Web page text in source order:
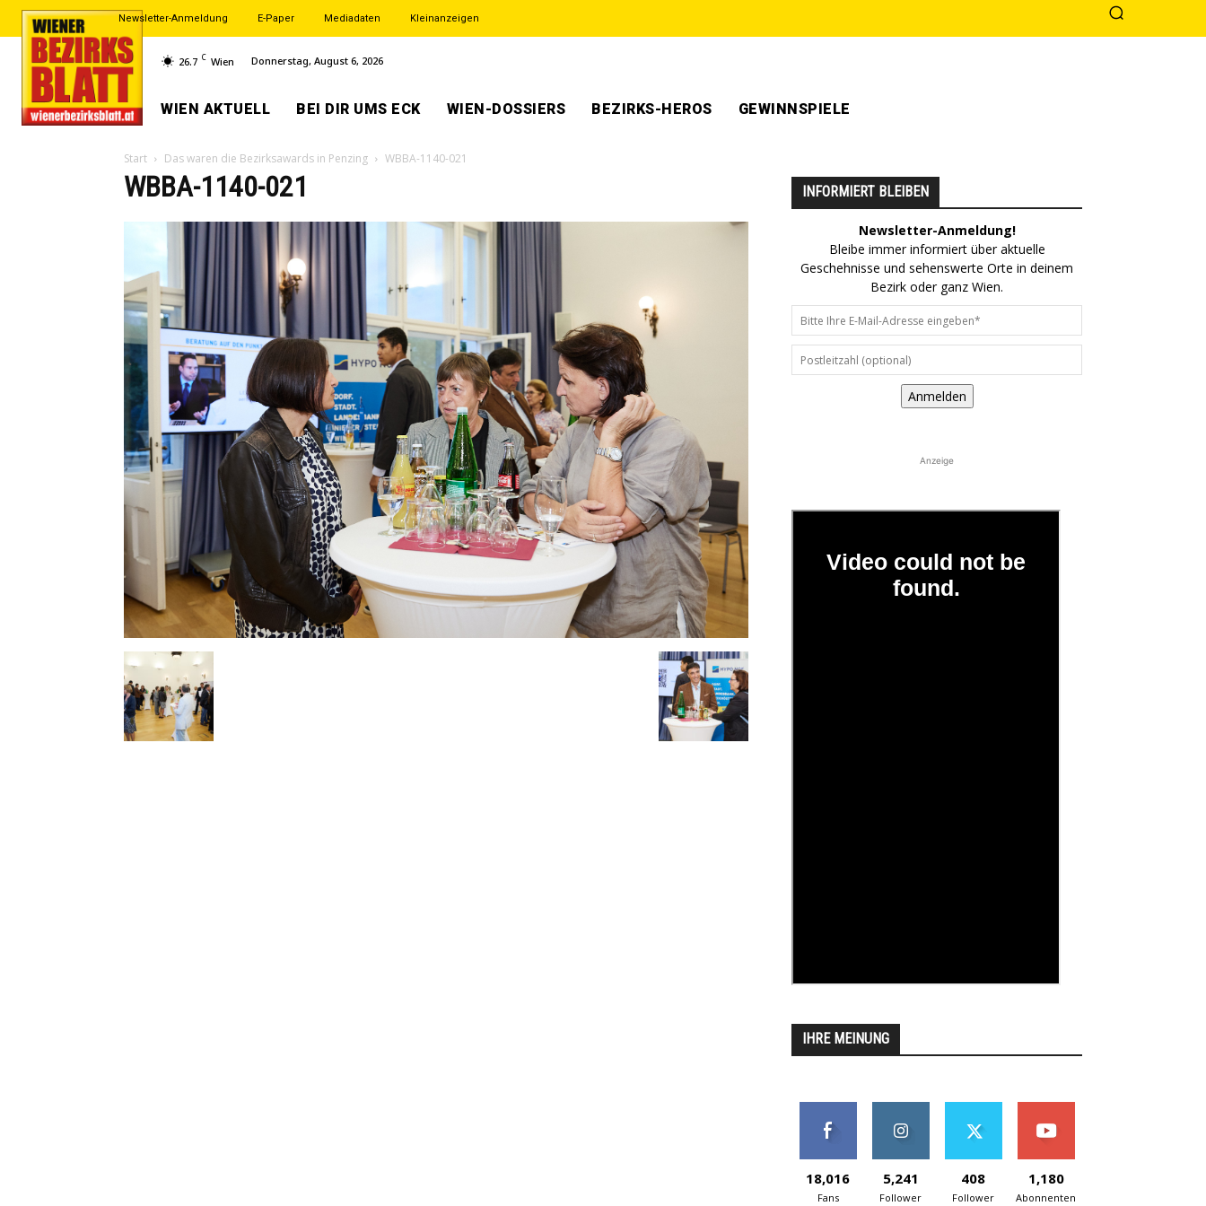
Newsletter-Anmeldung E-Paper Mediadaten Kleinanzeigen
26.7 C Wien Donnerstag, August 6, 2026
WIEN AKTUELL BEI DIR UMS ECK WIEN-DOSSIERS BEZIRKS-HEROS GEWINNSPIELE
Start Das waren die Bezirksawards in Penzing WBBA-1140-021
WBBA-1140-021 INFORMIERT BLEIBEN
Newsletter-Anmeldung!
Bleibe immer informiert über aktuelle
Geschehnisse und sehenswerte Orte in deinem
Bezirk oder ganz Wien.
Anmelden
Anzeige
IHRE MEINUNG
18,016
Fans
5,241
Follower
408
Follower
1,180
Abonnenten